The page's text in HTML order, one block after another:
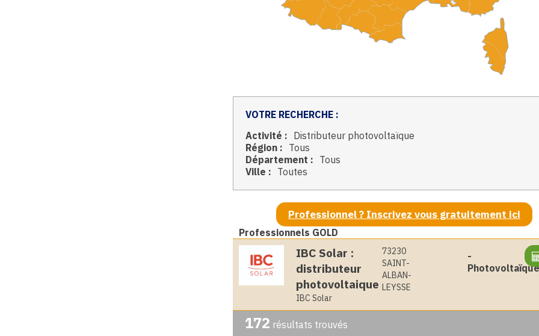
VOTRE RECHERCHE :
Activité : Distributeur photovoltaïque
Région : Tous
Département : Tous
Ville : Toutes
Professionnel ? Inscrivez vous gratuitement ici
Professionnels GOLD
IBC Solar :
distributeur
photovoltaique
IBC Solar
73230
SAINT-
ALBAN-
LEYSSE
-
Photovoltaïque
172 résultats trouvés